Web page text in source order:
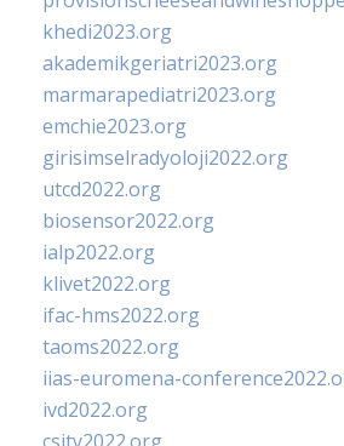
khedi2023.org
akademikgeriatri2023.org
marmarapediatri2023.org
emchie2023.org
girisimselradyoloji2022.org
utcd2022.org
biosensor2022.org
ialp2022.org
klivet2022.org
ifac-hms2022.org
taoms2022.org
iias-euromena-
ivd2022.org